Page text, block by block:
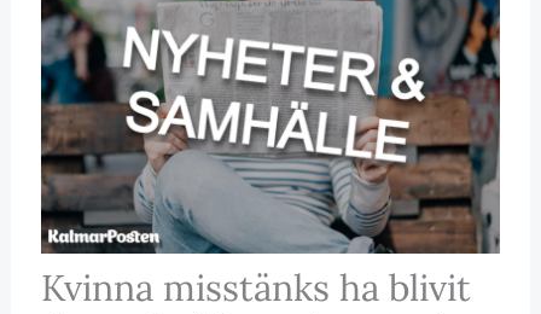
Kvinna misstänks ha blivit